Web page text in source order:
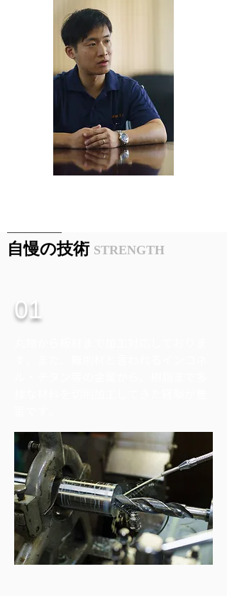
​自慢の技術 STRENGTH
01